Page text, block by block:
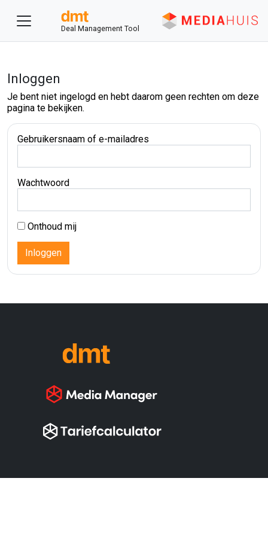
Deal Management Tool
Inloggen
Je bent niet ingelogd en hebt daarom geen rechten om deze
pagina te bekijken.
Gebruikersnaam of e-mailadres
Wachtwoord
Onthoud mij